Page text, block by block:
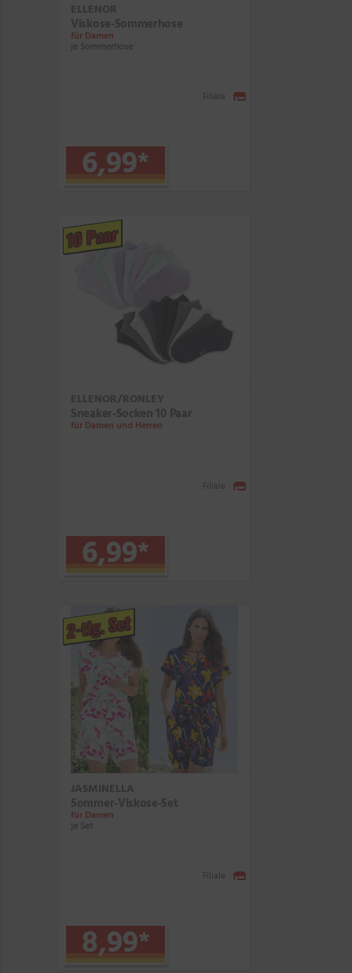
ELLENOR
Viskose-Sommerhose
für Damen
je Sommerhose
6,99*
Filiale
10 Paar
ELLENOR/RONLEY
Sneaker-Socken 10 Paar
für Damen und Herren
6,99*
Filiale
2-tlg. Set
JASMINELLA
Sommer-Viskose-Set
für Damen
je Set
8,99*
Filiale